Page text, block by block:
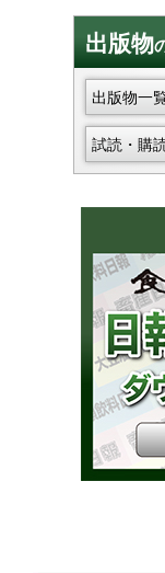
出版物
出版物一
試読・購